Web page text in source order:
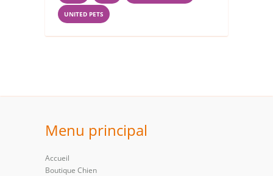
UNITED PETS
Menu principal
Accueil
Boutique Chien